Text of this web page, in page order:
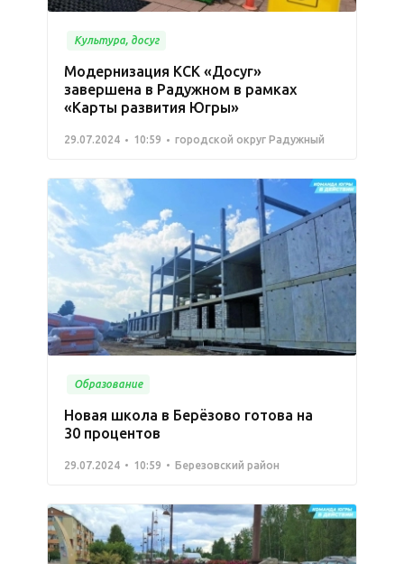
Культура, досуг
Модернизация КСК «Досуг»
завершена в Радужном в рамках
«Карты развития Югры»
29.07.2024 10:59 городской округ Радужный
Образование
Новая школа в Берёзово готова на
30 процентов
29.07.2024 10:59 Березовский район